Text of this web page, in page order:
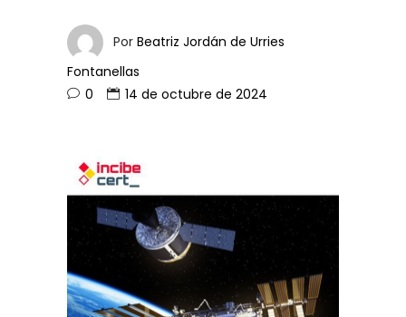
Por Beatriz Jordán de Urries
Fontanellas
0
14 de octubre de 2024